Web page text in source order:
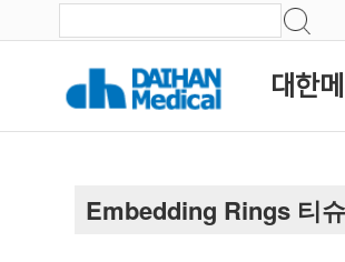
대한
Embedding Rings 티